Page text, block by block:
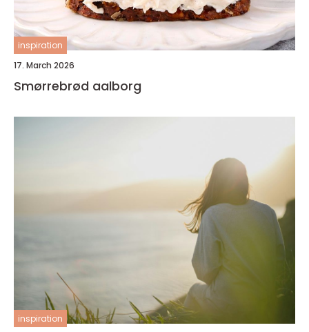
inspiration
17. March 2026
Smørrebrød aalborg
inspiration